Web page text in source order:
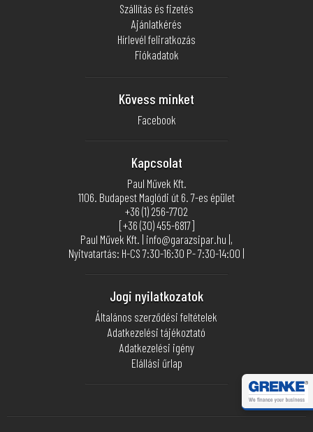
Szállítás és fizetés
Ajánlatkérés
Hírlevél feliratkozás
Fiókadatok
Kövess minket
Facebook
Kapcsolat
Paul Művek Kft.
1106. Budapest Maglódi út 6. 7-es épület
+36 (1) 256-7702
[+36 (30) 455-6817]
Paul Művek Kft. | info@garazsipar.hu |,
Nyitvatartás: H-CS 7:30-16:30 P- 7:30-14:00 |
Jogi nyilatkozatok
Általános szerződési feltételek
Adatkezelési tájékoztató
Adatkezelési igény
Elállási űrlap